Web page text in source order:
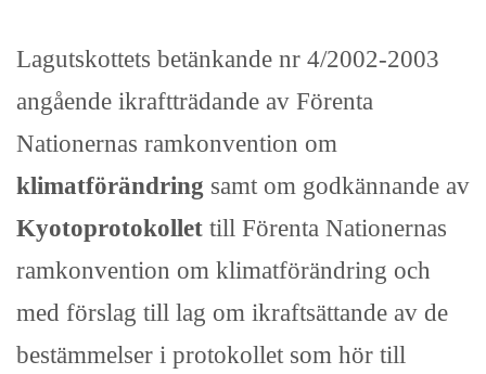
Lagutskottets betänkande nr 4/2002-2003
angående ikraftträdande av Förenta
Nationernas ramkonvention om
klimatförändring samt om godkännande av
Kyotoprotokollet till Förenta Nationernas
ramkonvention om klimatförändring och
med förslag till lag om ikraftsättande av de
bestämmelser i protokollet som hör till